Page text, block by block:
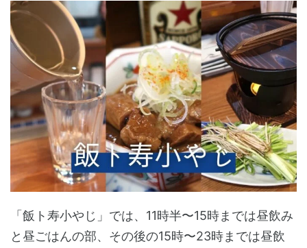
「飯ト寿小やじ」では、11時半〜15時までは昼飲み
と昼ごはんの部、その後の15時〜23時までは昼飲